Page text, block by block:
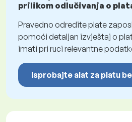
prilikom odlučivanja o
Pravedno odredite plate
pomoći detaljan izvještaj o
imati pri ruci relevantne
Isprobajte alat za platu